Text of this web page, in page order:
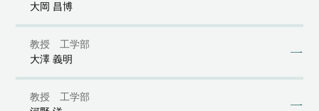
大岡 昌博
教授 工学部
大澤 義明
教授 工学部